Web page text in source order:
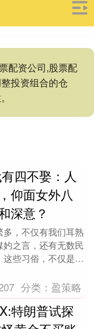
配资公司,股票配
投资组合的仓
四不娶：人
仰面女外八
深意？
，不仅有我们耳熟
之言，还有无数民
些习俗，不仅是祖
分类：盈策略
特朗普试探